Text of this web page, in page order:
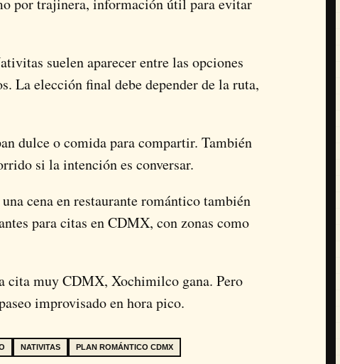
por trajinera, información útil para evitar
suelen aparecer entre las opciones
La elección final debe depender de la ruta,
dulce o comida para compartir. También
si la intención es conversar.
cena en restaurante romántico también
para citas en CDMX, con zonas como
cita muy CDMX, Xochimilco gana. Pero
improvisado en hora pico.
NATIVITAS PLAN ROMÁNTICO CDMX